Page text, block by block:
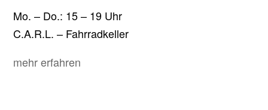
Mo. – Do.: 15 – 19 Uhr
C.A.R.L. – Fahrradkeller
mehr erfahren